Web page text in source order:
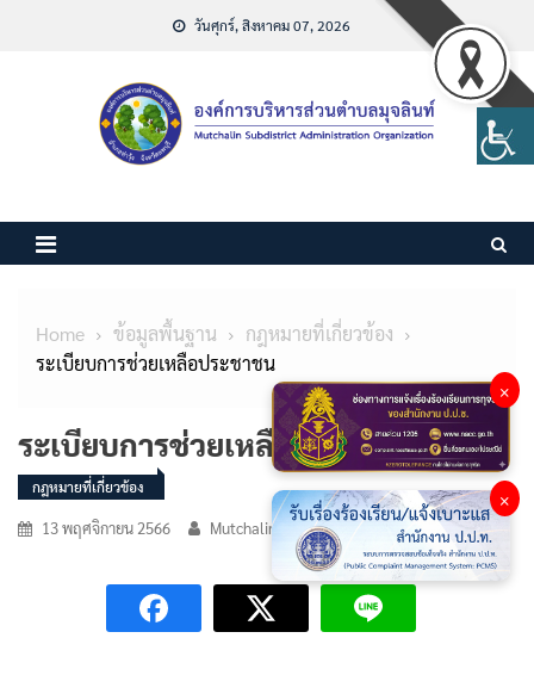
วันศุกร์, สิงหาคม 07, 2026
Home ข้อมูลพื้นฐาน
กฎหมายที่เกี่ยวข้อง
ระเบียบการช่วยเหลือประชาชน
ระเบียบการช่วยเหลือประชาชน
กฎหมายที่เกี่ยวข้อง
13 พฤศจิกายน 2566 Mutchalin
×
×